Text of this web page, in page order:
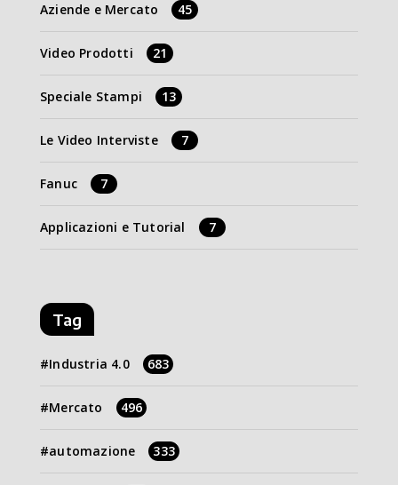
Aziende e Mercato 45
Video Prodotti 21
Speciale Stampi 13
Le Video Interviste 7
Fanuc 7
Applicazioni e Tutorial 7
Tag
Industria 4.0 683
Mercato 496
automazione 333